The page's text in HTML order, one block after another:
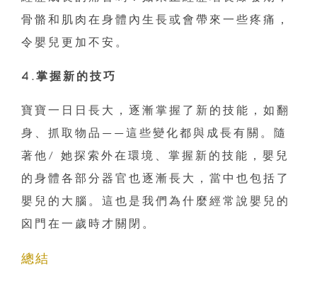
骨骼和肌肉在身體內生長或會帶來一些疼痛，
令嬰兒更加不安。
4.掌握新的技巧
寶寶一日日長大，逐漸掌握了新的技能，如翻
身、抓取物品——這些變化都與成長有關。隨
著他/ 她探索外在環境、掌握新的技能，嬰兒
的身體各部分器官也逐漸長大，當中也包括了
嬰兒的大腦。這也是我們為什麼經常說嬰兒的
囟門在一歲時才關閉。
總結